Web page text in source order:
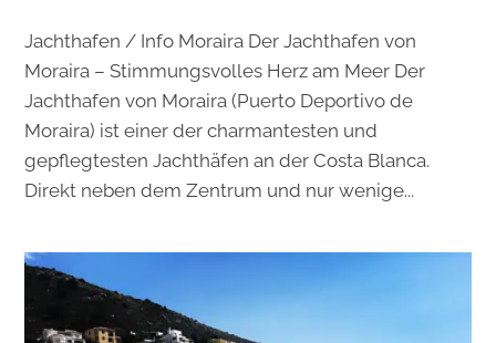
Jachthafen / Info Moraira Der Jachthafen von
Moraira – Stimmungsvolles Herz am Meer Der
Jachthafen von Moraira (Puerto Deportivo de
Moraira) ist einer der charmantesten und
gepflegtesten Jachthäfen an der Costa Blanca.
Direkt neben dem Zentrum und nur wenige...